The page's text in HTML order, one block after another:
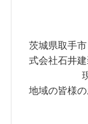
茨城県取手
式会社石井
地域の皆様